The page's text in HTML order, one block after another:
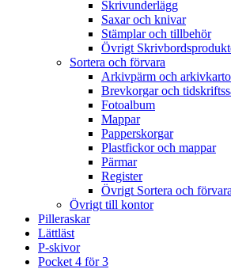
Skrivunderlägg
Saxar och knivar
Stämplar och tillbehör
Övrigt
Sortera och förvara
Arkivpärm och
Brevkorgar och
Fotoalbum
Mappar
Papperskorgar
Plastfickor och mappar
Pärmar
Register
Övrigt Sortera och förvara
Övrigt till kontor
Pilleraskar
Lättläst
P-skivor
Pocket 4 för 3